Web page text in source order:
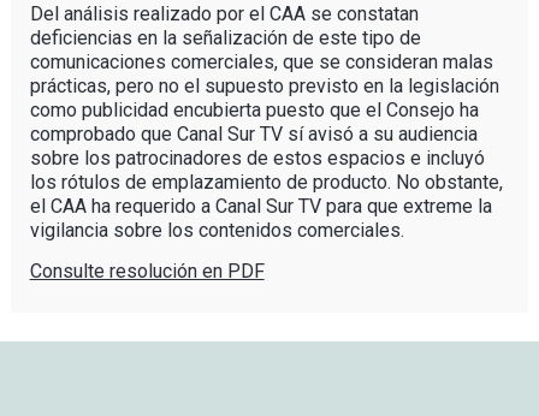
Del análisis realizado por el CAA se constatan
deficiencias en la señalización de este tipo de
comunicaciones comerciales, que se consideran malas
prácticas, pero no el supuesto previsto en la legislación
como publicidad encubierta puesto que el Consejo ha
comprobado que Canal Sur TV sí avisó a su audiencia
sobre los patrocinadores de estos espacios e incluyó
los rótulos de emplazamiento de producto. No obstante,
el CAA ha requerido a Canal Sur TV para que extreme la
vigilancia sobre los contenidos comerciales.
Consulte resolución en PDF